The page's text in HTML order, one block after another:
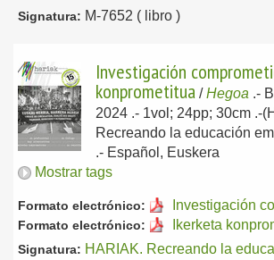
Signatura: M-7652 ( libro )
Investigación
konprometitua /Hegoa .-
2024 .- 1vol; 24pp; 30cm .-
Recreando la educación
.- Español, Euskera
Mostrar tags
Formato electrónico: Investigación
Formato electrónico: Ikerketa
Signatura: HARIAK. Recreando la